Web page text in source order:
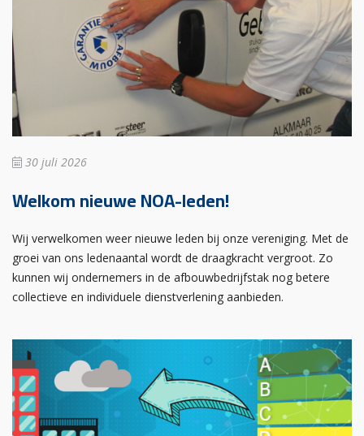
30 juli 2026
Welkom nieuwe NOA-leden!
Wij verwelkomen weer nieuwe leden bij onze vereniging. Met de
groei van ons ledenaantal wordt de draagkracht vergroot. Zo
kunnen wij ondernemers in de afbouwbedrijfstak nog betere
collectieve en individuele dienstverlening aanbieden.